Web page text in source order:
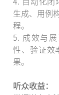
生成、用例
程。
5. 成效与
性、验证效
果。
听众收益：